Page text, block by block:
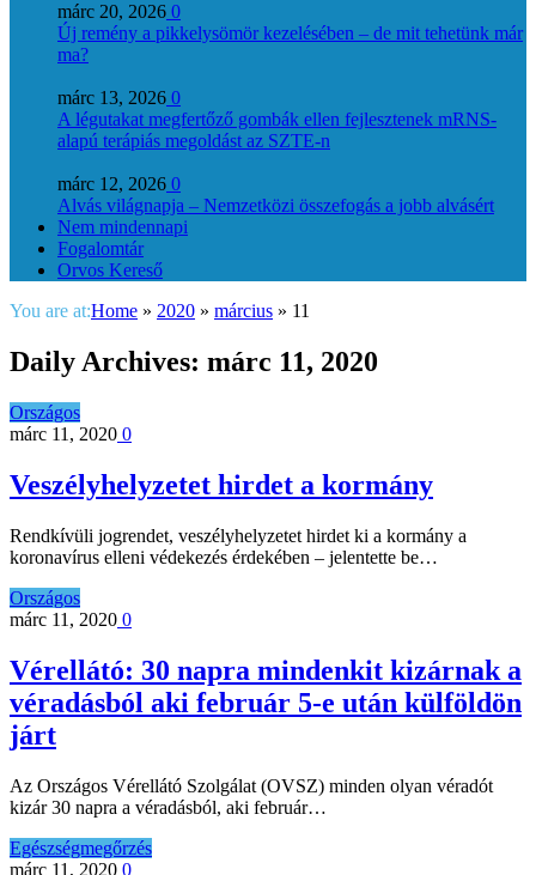
márc 20, 2026 0
Új remény a pikkelysömör kezelésében – de mit tehetünk már
ma?
márc 13, 2026 0
A légutakat megfertőző gombák ellen fejlesztenek mRNS-
alapú terápiás megoldást az SZTE-n
márc 12, 2026 0
Alvás világnapja – Nemzetközi összefogás a jobb alvásért
Nem mindennapi
Fogalomtár
Orvos Kereső
You are at:Home » 2020 » március » 11
Daily Archives: márc 11, 2020
Országos
márc 11, 2020 0
Veszélyhelyzetet hirdet a kormány
Rendkívüli jogrendet, veszélyhelyzetet hirdet ki a kormány a
koronavírus elleni védekezés érdekében – jelentette be…
Országos
márc 11, 2020 0
Vérellátó: 30 napra mindenkit kizárnak a
véradásból aki február 5-e után külföldön
járt
Az Országos Vérellátó Szolgálat (OVSZ) minden olyan véradót
kizár 30 napra a véradásból, aki február…
Egészségmegőrzés
márc 11, 2020 0